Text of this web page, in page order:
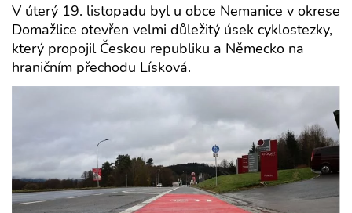
V úterý 19. listopadu byl u obce Nemanice v okrese
Domažlice otevřen velmi důležitý úsek cyklostezky,
který propojil Českou republiku a Německo na
hraničním přechodu Lísková.